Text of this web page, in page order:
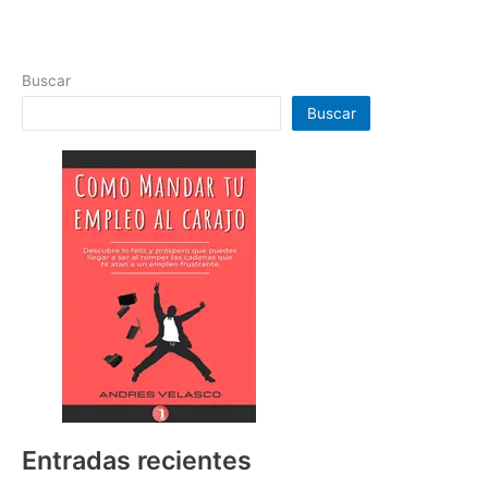
Buscar
Buscar
Entradas recientes